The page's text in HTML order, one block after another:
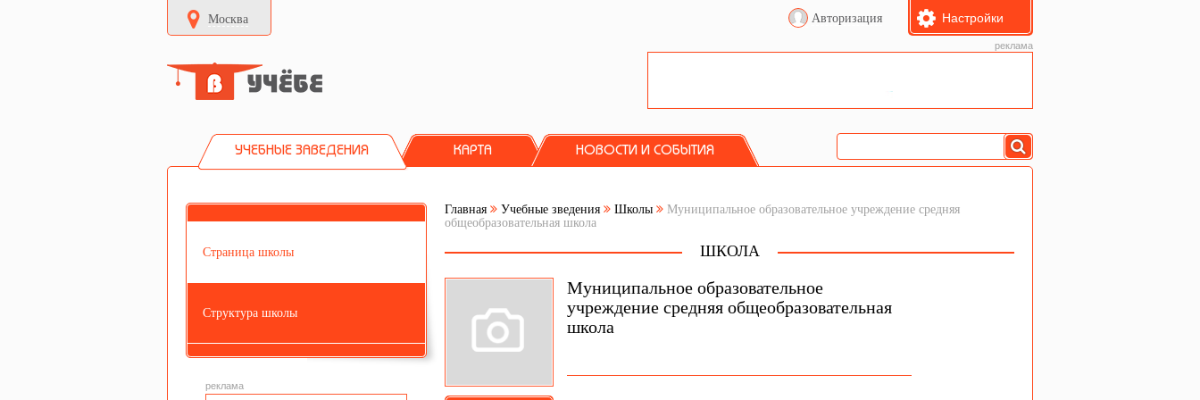
Москва Авторизация Настройки
реклама
УЧЕБНЫЕ ЗАВЕДЕНИЯ КАРТА НОВОСТИ И СОБЫТИЯ
Страница школы
Структура школы
реклама
Главная Учебные зведения Школы
Муниципальное образовательное учреждение средняя
общеобразовательная школа
ШКОЛА
Муниципальное образовательное
учреждение средняя общеобразовательная
школа